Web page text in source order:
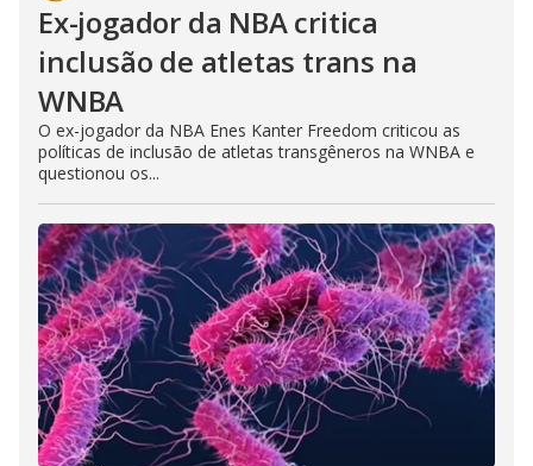
Ex-jogador da NBA critica
inclusão de atletas trans na
WNBA
O ex-jogador da NBA Enes Kanter Freedom criticou as
políticas de inclusão de atletas transgêneros na WNBA e
questionou os...